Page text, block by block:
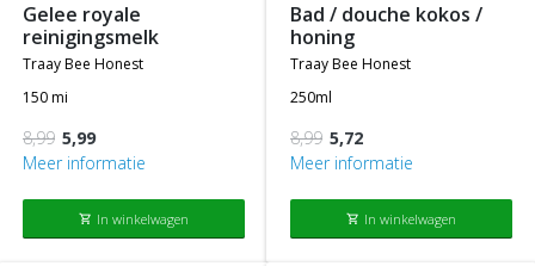
gelee royale
reinigingsmelk
traay bee honest
150 mi
8,99 5,99
Meer informatie
shopping_cart In winkelwagen
bad / douche kokos /
honing
traay bee honest
250ml
8,99 5,72
Meer informatie
shopping_cart In winkelwagen